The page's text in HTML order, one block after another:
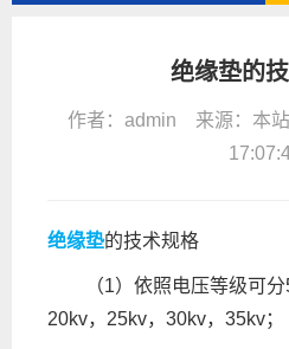
联系
绝缘垫的
作者：admin 来源：本
绝缘垫的技术规格
（1）依照电压等级可分
20kv，25kv，30kv，35kv；